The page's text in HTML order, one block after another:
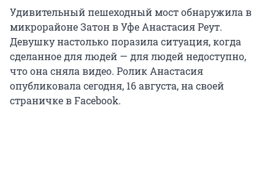
Удивительный пешеходный мост обнаружила в
микрорайоне Затон в Уфе Анастасия Реут.
Девушку настолько поразила ситуация, когда
сделанное для людей — для людей недоступно,
что она сняла видео. Ролик Анастасия
опубликовала сегодня, 16 августа, на своей
страничке в Facebook.